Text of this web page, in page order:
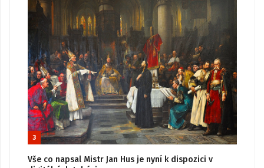
3
Vše co napsal Mistr Jan Hus je nyní k dispozici v